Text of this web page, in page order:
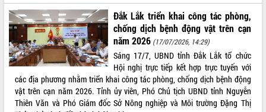
UBND tỉnh Đắk Lắk triển khai nhiệm
vụ 6 tháng cuối năm 2026
Kỳ họp thứ Hai, Hội đồng nhân dân
tỉnh khóa XI quyết nghị nhiều nội dung
quan trọng
Bí thư Tỉnh ủy Lương Nguyễn Minh
Triết thăm, tặng quà người có công với
cách mạng
ALBUM ẢNH
Đắk Lắk triển khai công tác phòng,
chống dịch bệnh động vật trên cạn
năm 2026 (17/07/2026, 14:29)
Sáng 17/7, UBND tỉnh Đắk Lắk tổ chức
Hội nghị trực tiếp kết hợp trực tuyến với
các địa phương nhằm triển khai công tác phòng, chống dịch bệnh động
vật trên cạn năm 2026. Tỉnh ủy viên, Phó Chủ tịch UBND tỉnh Nguyễn
Thiên Văn và Phó Giám đốc Sở Nông nghiệp và Môi trường Đặng Thị